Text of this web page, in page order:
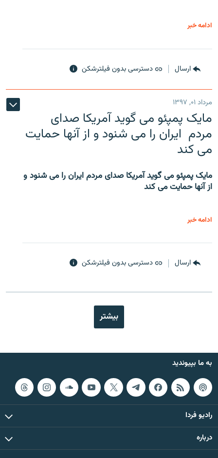
ادامه خبر
ارسال دسترسی بدون فیلترشکن
مرداد ۰۱, ۱۳۹۷
مایک پمپئو می گوید آمریکا صدای
مردم ایران را می شنود و از آنها حمایت
می کند
مایک پمپئو می گوید آمریکا صدای مردم ایران را می شنود و
از آنها حمایت می کند
ادامه خبر
ارسال دسترسی بدون فیلترشکن
بیشتر
به ما بپیوندید
رادیو فردا
درباره